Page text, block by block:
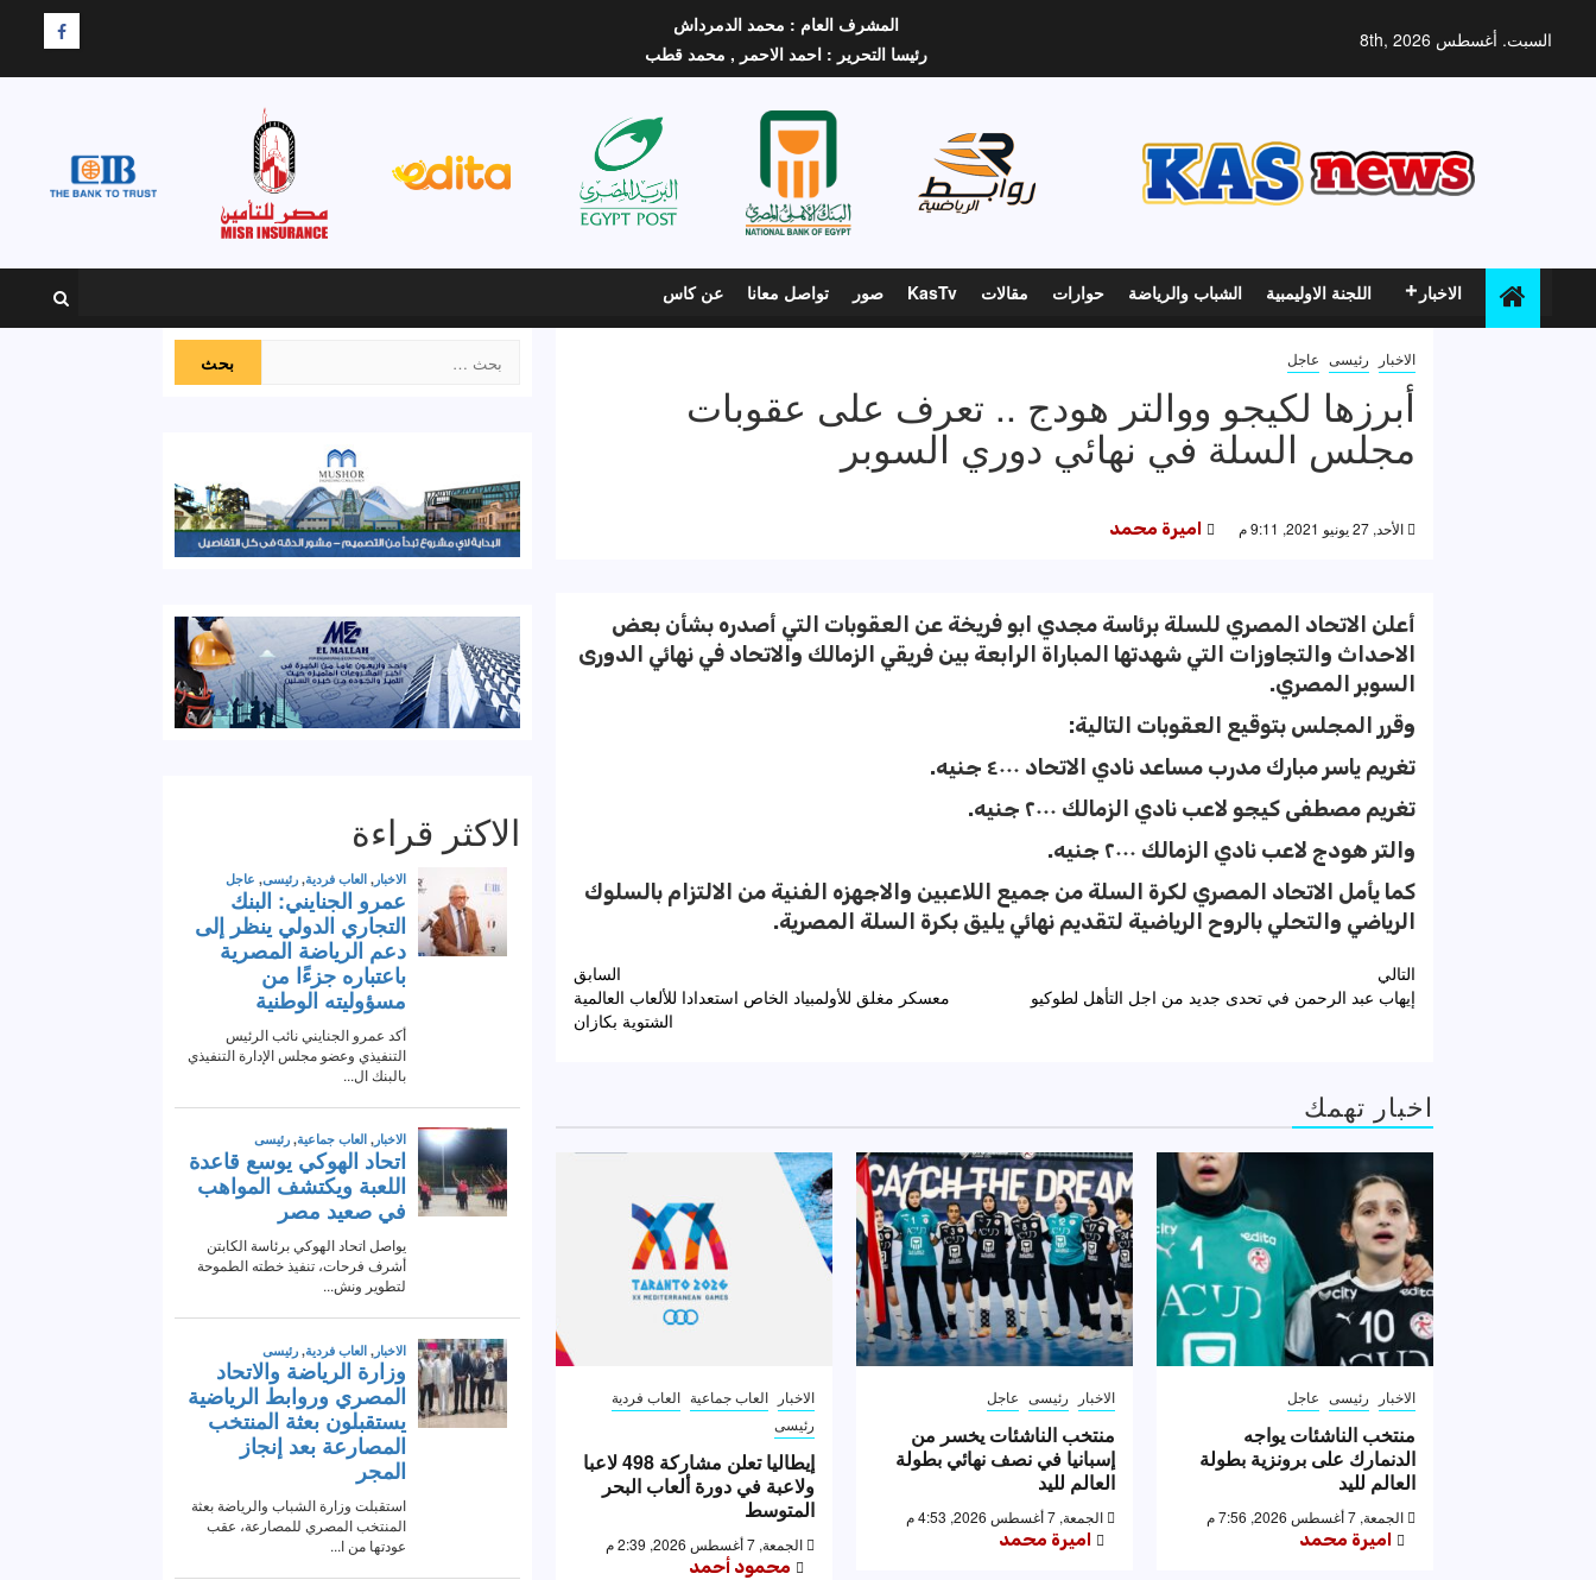
السبت. أغسطس 8th, 2026
المشرف العام : محمد الدمرداش
رئيسا التحرير : احمد الاحمر , محمد قطب
F
الاخبار اللجنة الاوليمبية الشباب والرياضة حوارات مقالات KasTv صور تواصل معانا عن كاس
الاخبار رئيسى عاجل
أبرزها لكيجو ووالتر هودج .. تعرف على عقوبات
مجلس السلة في نهائي دوري السوبر
الأحد, 27 يونيو 2021, 9:11 م اميرة محمد
أعلن الاتحاد المصري للسلة برئاسة مجدي ابو فريخة عن العقوبات التي أصدره بشأن بعض
الاحداث والتجاوزات التي شهدتها المباراة الرابعة بين فريقي الزمالك والاتحاد في نهائي الدورى
السوبر المصري.
وقرر المجلس بتوقيع العقوبات التالية:
تغريم ياسر مبارك مدرب مساعد نادي الاتحاد ٤٠٠٠ جنيه.
تغريم مصطفى كيجو لاعب نادي الزمالك ٢٠٠٠ جنيه.
والتر هودج لاعب نادي الزمالك ٢٠٠٠ جنيه.
كما يأمل الاتحاد المصري لكرة السلة من جميع اللاعبين والاجهزه الفنية من الالتزام بالسلوك
الرياضي والتحلي بالروح الرياضية لتقديم نهائي يليق بكرة السلة المصرية.
تصفّح
المقالات
السابق
معسكر مغلق للأولمبياد الخاص استعدادا للألعاب العالمية
الشتوية بكازان
التالي
إيهاب عبد الرحمن في تحدى جديد من اجل التأهل لطوكيو
اخبار تهمك
الاخبار رئيسى عاجل
منتخب الناشئات يواجه
الدنمارك على برونزية بطولة
العالم لليد
الجمعة, 7 أغسطس 2026, 7:56 م
اميرة محمد
الاخبار رئيسى عاجل
منتخب الناشئات يخسر من
إسبانيا في نصف نهائي بطولة
العالم لليد
الجمعة, 7 أغسطس 2026, 4:53 م
اميرة محمد
الاخبار العاب جماعية العاب فردية
رئيسى
إيطاليا تعلن مشاركة 498 لاعبا
ولاعبة في دورة ألعاب البحر
المتوسط
الجمعة, 7 أغسطس 2026, 2:39 م
محمود أحمد
عن:
الاكثر قراءة